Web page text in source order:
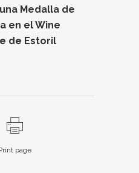
Medalla de
en el Wine
de Estoril
page